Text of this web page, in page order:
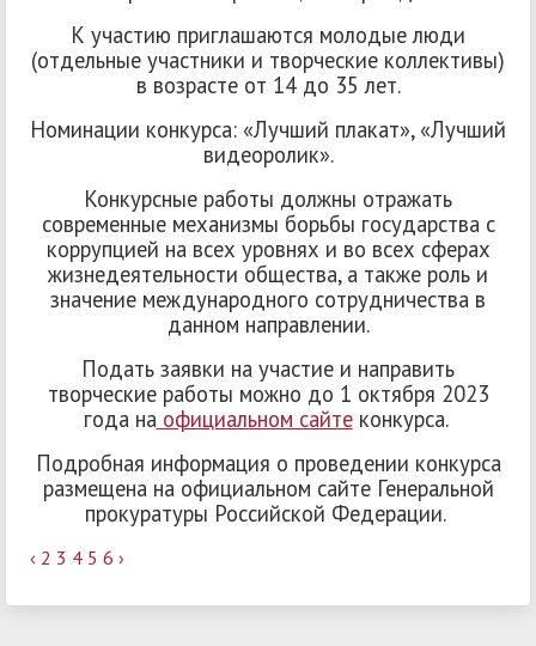
К участию приглашаются молодые люди
(отдельные участники и творческие коллективы)
в возрасте от 14 до 35 лет.
Номинации конкурса: «Лучший плакат», «Лучший
видеоролик».
Конкурсные работы должны отражать
современные механизмы борьбы государства с
коррупцией на всех уровнях и во всех сферах
жизнедеятельности общества, а также роль и
значение международного сотрудничества в
данном направлении.
Подать заявки на участие и направить
творческие работы можно до 1 октября 2023
года на официальном сайтеконкурса.
Подробная информация о проведении конкурса
размещена на официальном сайте Генеральной
прокуратуры Российской Федерации.
‹ 2 3 4 5 6 ›